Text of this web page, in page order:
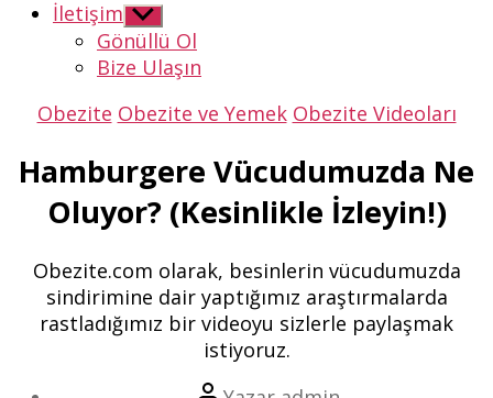
İletişim Alt
menüyü
göster
Gönüllü Ol
Bize Ulaşın
Kategoriler
Obezite Obezite ve Yemek Obezite Videoları
Hamburgere Vücudumuzda Ne
Oluyor? (Kesinlikle İzleyin!)
Obezite.com olarak, besinlerin vücudumuzda
sindirimine dair yaptığımız araştırmalarda
rastladığımız bir videoyu sizlerle paylaşmak
istiyoruz.